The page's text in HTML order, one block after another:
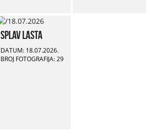
Splav Lasta
DATUM: 18.07.2026.
BROJ FOTOGRAFIJA: 29